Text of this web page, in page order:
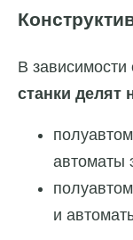
В зависимости
станки делят
автоматы
и